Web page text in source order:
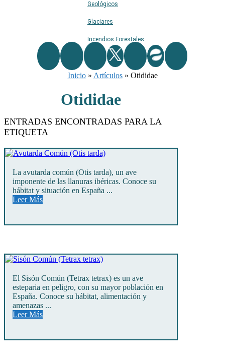
Geológicos
Glaciares
Incendios Forestales
Naturaleza
Ríos
Rutas De Montaña
Inicio» Artículos» Otididae
Otididae
ENTRADAS ENCONTRADAS PARA LA
ETIQUETA
La avutarda común (Otis tarda), un ave
imponente de las llanuras ibéricas. Conoce su
hábitat y situación en España ...
Leer Más
El Sisón Común (Tetrax tetrax) es un ave
esteparia en peligro, con su mayor población en
España. Conoce su hábitat, alimentación y
amenazas ...
Leer Más